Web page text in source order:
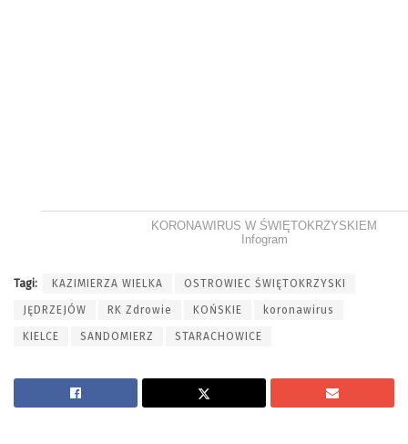
KORONAWIRUS W ŚWIĘTOKRZYSKIEM
Infogram
Tagi: KAZIMIERZA WIELKA OSTROWIEC ŚWIĘTOKRZYSKI
JĘDRZEJÓW RK Zdrowie KOŃSKIE koronawirus
KIELCE SANDOMIERZ STARACHOWICE